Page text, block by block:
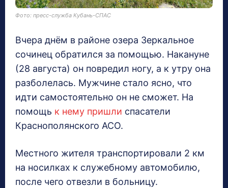
Фото: пресс-служба Кубань-СПАС
Вчера днём в районе озера Зеркальное
сочинец обратился за помощью. Накануне
(28 августа) он повредил ногу, а к утру она
разболелась. Мужчине стало ясно, что
идти самостоятельно он не сможет. На
помощь к нему пришли спасатели
Краснополянского АСО.
Местного жителя транспортировали 2 км
на носилках к служебному автомобилю,
после чего отвезли в больницу.